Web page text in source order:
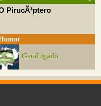
PirucÃ³ptero
GeraLigado